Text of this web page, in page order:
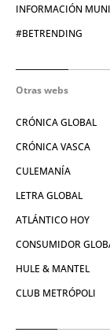
INFORMACIÓN
#BETRENDING
Otras webs
CRÓNICA GLOBAL
CRÓNICA VASCA
CULEMANÍA
LETRA GLOBAL
ATLÁNTICO HOY
CONSUMIDOR
HULE & MANTEL
CLUB METRÓPOLI